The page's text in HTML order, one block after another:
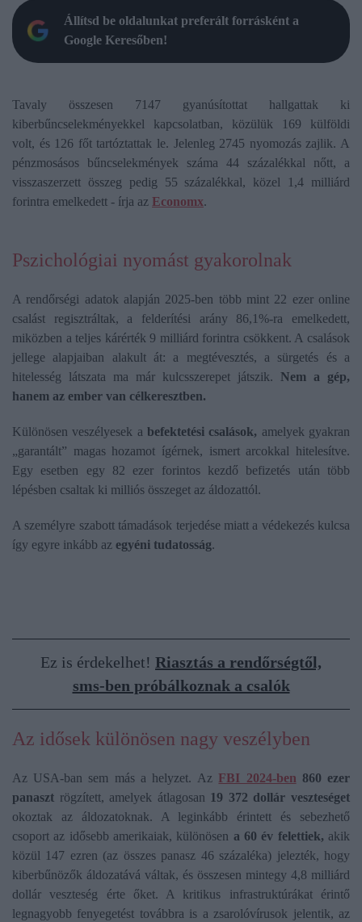
Állítsd be oldalunkat preferált forrásként a
Google Keresőben!
Tavaly összesen 7147 gyanúsítottat hallgattak ki
kiberbűncselekményekkel kapcsolatban, közülük 169 külföldi
volt, és 126 főt tartóztattak le. Jelenleg 2745 nyomozás zajlik. A
pénzmosásos bűncselekmények száma 44 százalékkal nőtt, a
visszaszerzett összeg pedig 55 százalékkal, közel 1,4 milliárd
forintra emelkedett - írja az Economx.
Pszichológiai nyomást gyakorolnak
A rendőrségi adatok alapján 2025-ben több mint 22 ezer online
csalást regisztráltak, a felderítési arány 86,1%-ra emelkedett,
miközben a teljes kárérték 9 milliárd forintra csökkent. A csalások
jellege alapjaiban alakult át: a megtévesztés, a sürgetés és a
hitelesség látszata ma már kulcsszerepet játszik. Nem a gép,
hanem az ember van célkeresztben.
Különösen veszélyesek a befektetési csalások, amelyek gyakran
„garantált” magas hozamot ígérnek, ismert arcokkal hitelesítve.
Egy esetben egy 82 ezer forintos kezdő befizetés után több
lépésben csaltak ki milliós összeget az áldozattól.
A személyre szabott támadások terjedése miatt a védekezés kulcsa
így egyre inkább az egyéni tudatosság.
Ez is érdekelhet! Riasztás a rendőrségtől,
sms-ben próbálkoznak a csalók
Az idősek különösen nagy veszélyben
Az USA-ban sem más a helyzet. Az FBI 2024-ben 860 ezer
panaszt rögzített, amelyek átlagosan 19 372 dollár veszteséget
okoztak az áldozatoknak. A leginkább érintett és sebezhető
csoport az idősebb amerikaiak, különösen a 60 év felettiek, akik
közül 147 ezren (az összes panasz 46 százaléka) jelezték, hogy
kiberbűnözők áldozatává váltak, és összesen mintegy 4,8 milliárd
dollár veszteség érte őket. A kritikus infrastruktúrákat érintő
legnagyobb fenyegetést továbbra is a zsarolóvírusok jelentik, az